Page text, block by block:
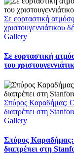
Σε εορταστική
χριστουγεννιάτικου
Gallery
Σε εορταστική
του
Σπύρος Καραδήμας:
διαπρέπει στη
Gallery
Σπύρος Καραδήμας:
διαπρέπει στη